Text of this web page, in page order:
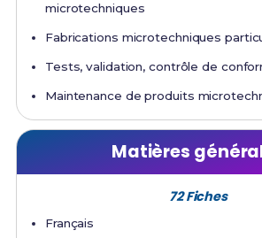
microtechniques
Fabrications microtechniques
Tests, validation, contrôle de
Maintenance de produits
Matières
72 Fiches
Français